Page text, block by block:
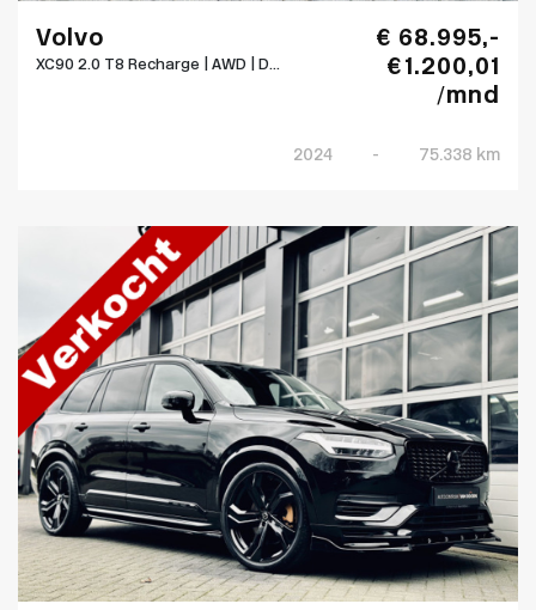
Volvo
XC90 2.0 T8 Recharge | AWD | D...
€ 68.995,-
€ 1.200,01
/mnd
2024 - 75.338 km